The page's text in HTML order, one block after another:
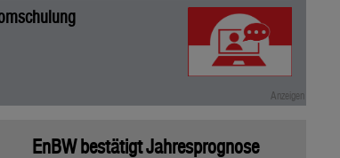
EnBW bestätigt Jahresprognose